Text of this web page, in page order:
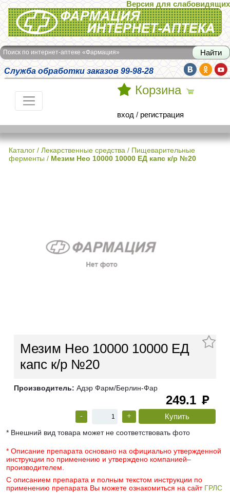
Интернет-аптека Фармация
Версия для слабовидящих
Поиск по интернет-аптеке «Фармация»
Служба обработки заказов 99-98-28
Корзина
вход / регистрация
Каталог / Лекарственные средства / Пищеварительные
ферменты / Мезим Нео 10000 10000 ЕД капс к/р №20
Мезим Нео 10000 10000 ЕД
капс к/р №20
Производитель: Адэр Фарм/Берлин-Фар
249.1 руб
- +
* Внешний вид товара может не соответствовать фото
* Описание препарата основано на официально утвержденной
инструкции по применению и утверждено компанией–
производителем.
С описанием препарата и полным текстом инструкции по
применению препарата Вы можете ознакомиться на сайт ГРЛС